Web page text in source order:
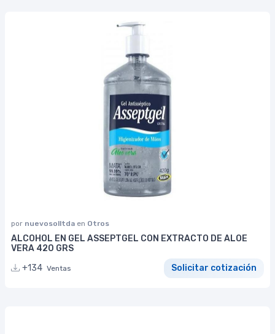
por nuevosolltda en Otros
ALCOHOL EN GEL ASSEPTGEL CON EXTRACTO DE ALOE
VERA 420 GRS
+134 Ventas Solicitar cotización